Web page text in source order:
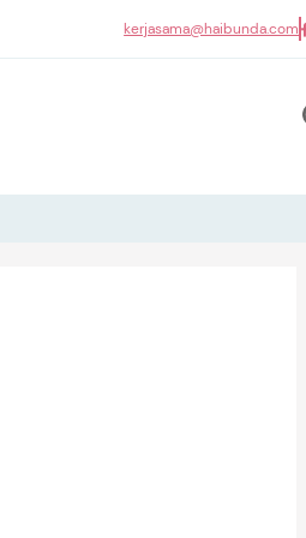
kerjasama@haibunda.com